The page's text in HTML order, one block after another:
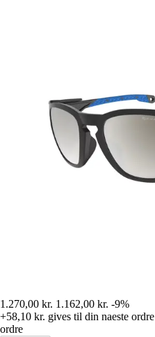
1.270,00 kr. 1.162,00 kr. -9%
+58,10 kr. gives til din naeste ordre
ordre